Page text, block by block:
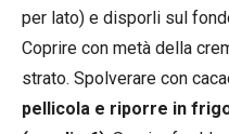
per lato) e disporli sul
Coprire con metà della
strato. Spolverare con
pellicola e riporre in